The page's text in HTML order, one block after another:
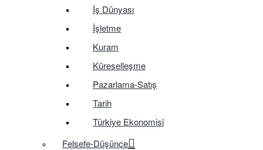
İş Dünyası
İşletme
Kuram
Küreselleşme
Pazarlama-Satış
Tarih
Türkiye Ekonomisi
Felsefe-Düşünce